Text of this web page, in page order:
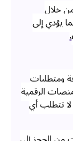
خلال
يؤدي إلى
.
ومتطلبات
الرقمية
لا تتطلب أي